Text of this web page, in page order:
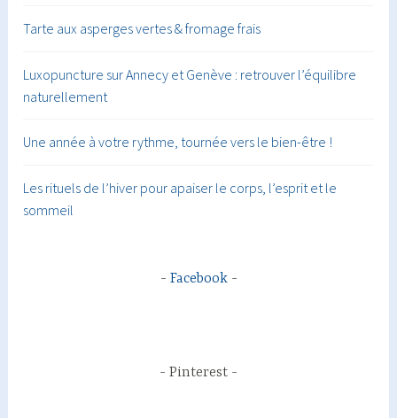
Tarte aux asperges vertes & fromage frais
Luxopuncture sur Annecy et Genève : retrouver l’équilibre
naturellement
Une année à votre rythme, tournée vers le bien-être !
Les rituels de l’hiver pour apaiser le corps, l’esprit et le
sommeil
Facebook
Pinterest